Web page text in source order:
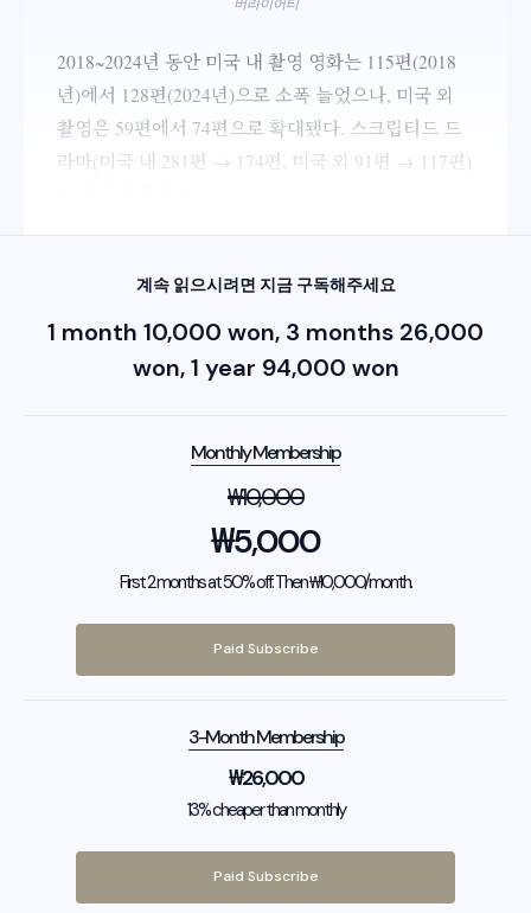
버라이어티
2018~2024년 동안 미국 내 촬영 영화는 115편(2018
년)에서 128편(2024년)으로 소폭 늘었으나, 미국 외
촬영은 59편에서 74편으로 확대됐다. 스크립티드 드
라마(미국 내 281편 → 174편, 미국 외 91편 → 117편)
계속 읽으시려면 지금 구독해주세요
1 month 10,000 won, 3 months 26,000
won, 1 year 94,000 won
Monthly Membership
₩10,000
₩5,000
First 2 months at 50% off. Then ₩10,000/month.
Paid Subscribe
3-Month Membership
₩26,000
13% cheaper than monthly
Paid Subscribe